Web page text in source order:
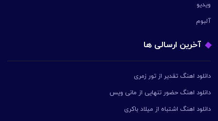
ویدیو
آلبوم
آخرین ارسالی ها
دانلود اهنگ تقدیر از تور زمری
دانلود اهنگ حضور تنهایی از مانی ویس
دانلود اهنگ اشتباه از میلاد باکری